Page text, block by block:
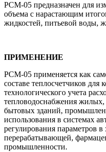
РСМ-05 предназначен для
объема с нарастающим
жидкостей, питьевой воды,
ПРИМЕНЕНИЕ
РСМ-05 применяется как
составе теплосчетчиков для
технологического учета
тепловодоснабжения
бытовых зданий,
использования в системах
регулирования параметров
перерабатывающей,
промышленности.